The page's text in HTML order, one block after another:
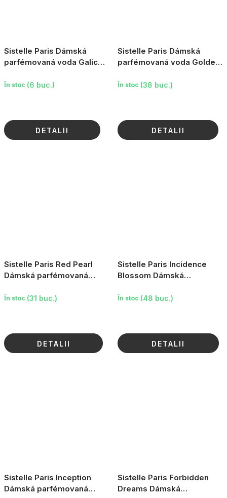
Sistelle Paris Dámská
parfémovaná voda Galice
În stoc (6 buc.)
DETALII
Sistelle Paris Dámská
parfémovaná voda Golden
În stoc (38 buc.)
DETALII
Sistelle Paris Red Pearl
Dámská parfémovaná
În stoc (31 buc.)
DETALII
Sistelle Paris Incidence
Blossom Dámská
În stoc (48 buc.)
DETALII
Sistelle Paris Inception
Dámská parfémovaná
Sistelle Paris Forbidden
Dreams Dámská